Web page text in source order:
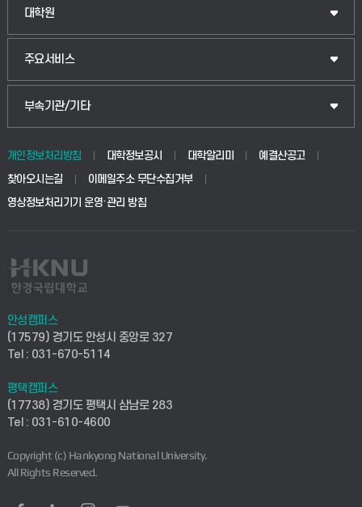
법경영학부
웰니스산업융합학부
생명공학부
사회안전시스템공학부
컴퓨터응용수학부
ICT로봇기계공학부
전자전기공학부
디자인건축융합학부
대학원
일반대학원
산업대학원
공공정책대학원
교육대학원
주요서비스
입학안내
웹메일
학사시스템(전문학사 및 전공심화)
사이버캠퍼스(전문학사 및 전공심화)
시설바로처리서비스
연구실안전관리시스템
산학연구관리시스템
찾아오시는길(평택)
부속기관/기타
중앙도서관
학생생활관(안성)
산학협력단
취업지원센터
창업지원센터
현장실습지원센터
개인정보처리방침 대학정보공시 대학알리미
예결산공고
찾아오시는길
이메일주소 무단수집거부
영상정보처리기기 운영·관리 방침
안성캠퍼스
(17579) 경기도 안성시 중앙로 327
Tel : 031-670-5114
평택캠퍼스
(17738) 경기도 평택시 삼남로 283
Tel : 031-610-4600
Copyright (c) Hankyong National University.
All Rights Reserved.